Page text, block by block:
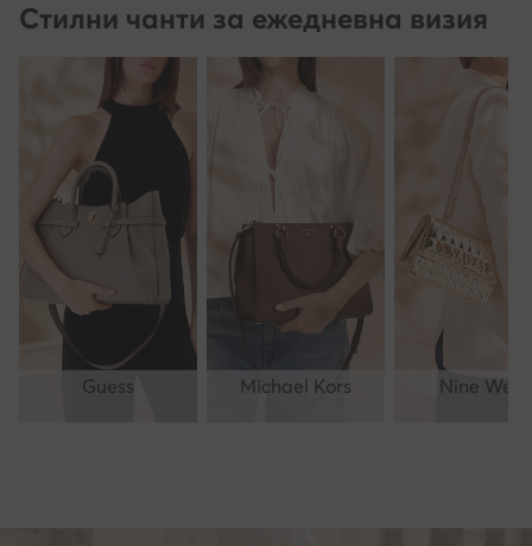
Стилни чанти за ежедневна визия
Guess Michael Kors Nine West